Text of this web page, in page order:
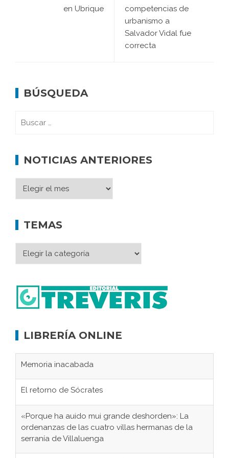
en Ubrique
competencias de
urbanismo a
Salvador Vidal fue
correcta
BÚSQUEDA
NOTICIAS ANTERIORES
TEMAS
LIBRERÍA ONLINE
Memoria inacabada
El retorno de Sócrates
«Porque ha auido mui grande deshorden»: La
ordenanzas de las cuatro villas hermanas de la
serranía de Villaluenga